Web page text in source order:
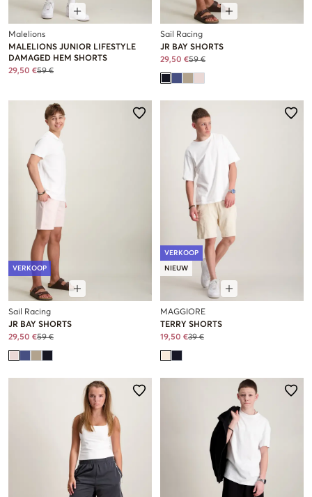
Malelions
MALELIONS JUNIOR LIFESTYLE
DAMAGED HEM SHORTS
29,50 €59 €
Sail Racing
JR BAY SHORTS
29,50 €59 €
VERKOOP
Sail Racing
JR BAY SHORTS
29,50 €59 €
VERKOOP
NIEUW
MAGGIORE
TERRY SHORTS
19,50 €39 €